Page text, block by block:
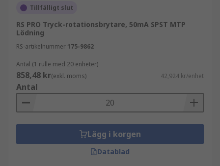
Tillfälligt slut
RS PRO Tryck-rotationsbrytare, 50mA SPST MTP
Lödning
RS-artikelnummer 175-9862
Antal (1 rulle med 20 enheter)
858,48 kr(exkl. moms) 42,924 kr/enhet
Antal
Lägg i korgen
Datablad